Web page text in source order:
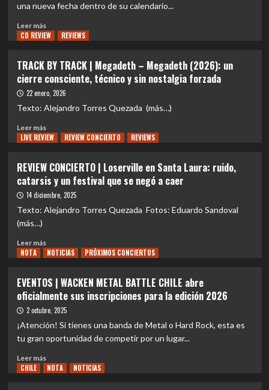
Santiago
con
el
grande
de
su
en
Chile
ante
55
mil
personas
una nueva fecha dentro de su calendario...
Leer másLeer
más
|
Korn
en
Chile
2026:
el
regreso
de
las
bandas
más
nu
metal
CD REVIEW REVIEWS
TRACK BY TRACK | Megadeth – Megadeth (2026): un
cierre consciente, técnico y sin nostalgia forzada
22 enero, 2026
Texto: Alejandro Torres Quezada (más…)
Leer másLeer
más
BY
TRACK
|
Megadeth
(2026):
un
técnico
y
sin
forzada
LIVE REVIEW REVIEW CONCIERTO REVIEWS
REVIEW CONCIERTO | Loserville en Santa Laura: ruido,
catarsis y un festival que se negó a caer
14 diciembre, 2025
Texto: Alejandro Torres Quezada Fotos: Eduardo Sandoval
(más…)
Leer másLeer
más
CONCIERTO
|
Loserville
en
Laura:
ruido,
catarsis
NOTA NOTICIAS PRÓXIMOS CONCIERTOS
EVENTOS | WACKEN METAL BATTLE CHILE abre
oficialmente sus inscripciones para la edición 2026
2 octubre, 2025
¡Atención! Si tienes una banda de Metal o Hard Rock, esta es
tu gran oportunidad de competir por un lugar...
Leer másLeer
más
CHILE NOTA NOTICIAS